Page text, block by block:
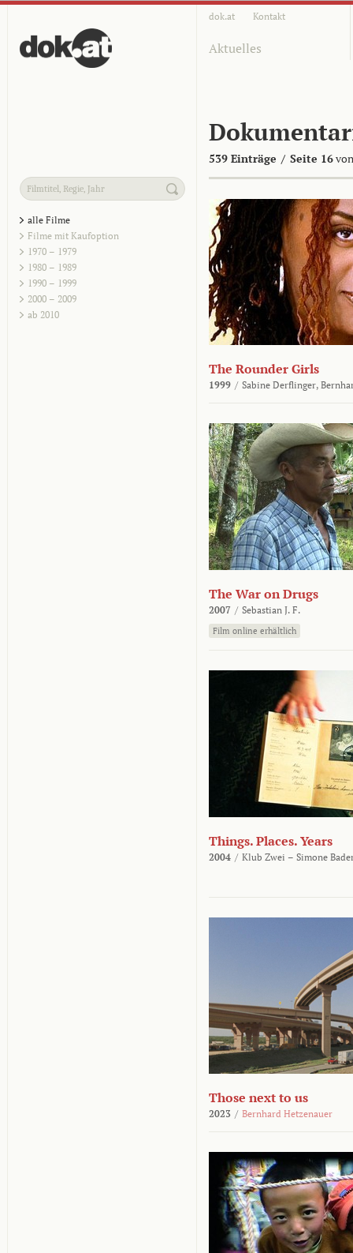
dok.at Kontakt
Aktuelles
539 Einträge / Seite 16
alle Filme
Filme mit Kaufoption
1970 – 1979
1980 – 1989
1990 – 1999
2000 – 2009
ab 2010
The Rounder Girls
1999 / Sabine Derflinger,
The War on Drugs
2007 / Sebastian J. F.
Film online erhältlich
Things. Places. Years
2004 / Klub Zwei – Simone
Those next to us
2023 / Bernhard Hetzenauer